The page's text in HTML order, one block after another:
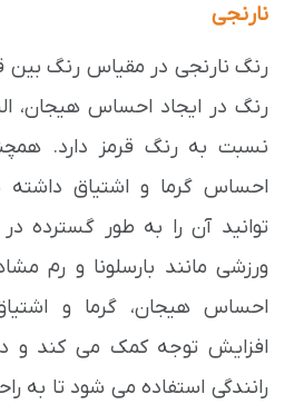
نارنجی
رنگ نارنجی در مقیاس رنگ بین
رنگ در ایجاد احساس هیجان،
نسبت به رنگ قرمز دارد.
احساس گرما و اشتیاق داشته
توانید آن را به طور گسترده
ورزشی مانند بارسلونا و رم
احساس هیجان، گرما و
افزایش توجه کمک می کند و
رانندگی استفاده می شود تا به